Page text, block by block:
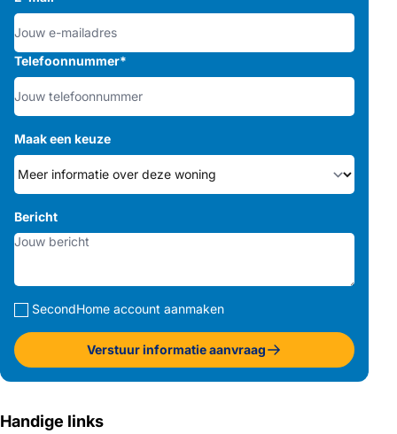
Telefoonnummer*
Maak een keuze
Bericht
SecondHome account aanmaken
Verstuur informatie aanvraag
Handige links